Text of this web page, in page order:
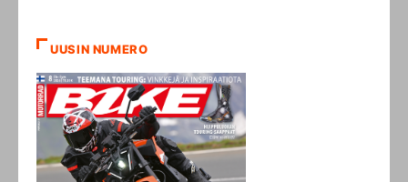
UUSIN NUMERO